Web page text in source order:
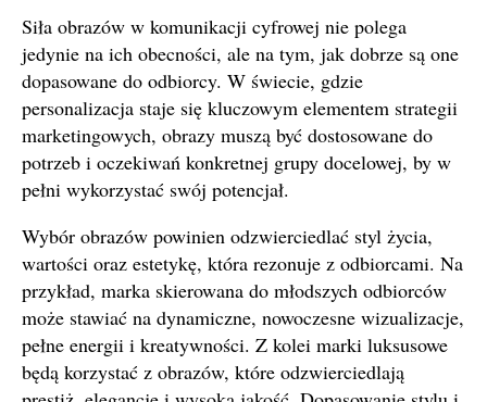
Siła obrazów w komunikacji cyfrowej nie polega
jedynie na ich obecności, ale na tym, jak dobrze są one
dopasowane do odbiorcy. W świecie, gdzie
personalizacja staje się kluczowym elementem strategii
marketingowych, obrazy muszą być dostosowane do
potrzeb i oczekiwań konkretnej grupy docelowej, by w
pełni wykorzystać swój potencjał.
Wybór obrazów powinien odzwierciedlać styl życia,
wartości oraz estetykę, która rezonuje z odbiorcami. Na
przykład, marka skierowana do młodszych odbiorców
może stawiać na dynamiczne, nowoczesne wizualizacje,
pełne energii i kreatywności. Z kolei marki luksusowe
będą korzystać z obrazów, które odzwierciedlają